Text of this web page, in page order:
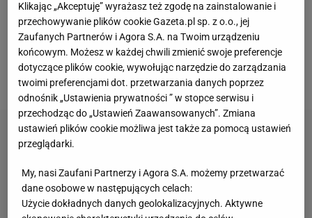
niewiele ponad 100 zł
100% wiskozy i fason jak z azjatyckich butików -
teraz za 99 zł
Klikając „Akceptuję” wyrażasz też zgodę na zainstalowanie i
przechowywanie plików cookie Gazeta.pl sp. z o.o., jej
Zaufanych Partnerów i Agora S.A. na Twoim urządzeniu
końcowym. Możesz w każdej chwili zmienić swoje preferencje
dotyczące plików cookie, wywołując narzędzie do zarządzania
twoimi preferencjami dot. przetwarzania danych poprzez
odnośnik „Ustawienia prywatności ” w stopce serwisu i
przechodząc do „Ustawień Zaawansowanych”. Zmiana
ustawień plików cookie możliwa jest także za pomocą ustawień
przeglądarki.
My, nasi Zaufani Partnerzy i Agora S.A. możemy przetwarzać
dane osobowe w następujących celach:
Użycie dokładnych danych geolokalizacyjnych. Aktywne